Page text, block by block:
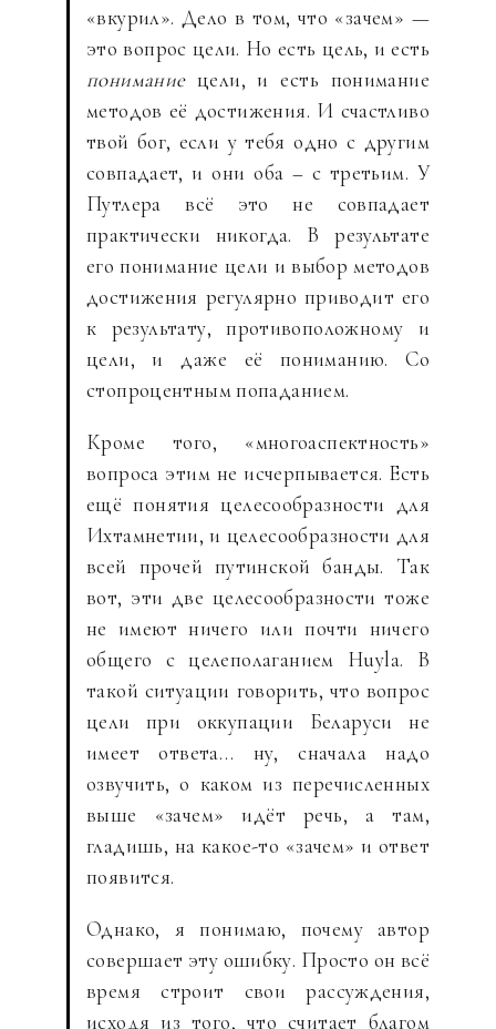
«вкурил». Дело в том, что «зачем» —
это вопрос цели. Но есть цель, и есть
пониманиецели, и есть понимание
методов её достижения. И счастливо
твой бог, если у тебя одно с другим
совпадает, и они оба – с третьим. У
Путлера всё это не совпадает
практически никогда. В результате
его понимание цели и выбор методов
достижения регулярно приводит его
к результату, противоположному и
цели, и даже её пониманию. Со
стопроцентным попаданием.
Кроме того, «многоаспектность»
вопроса этим не исчерпывается. Есть
ещё понятия целесообразности для
Ихтамнетии, и целесообразности для
всей прочей путинской банды. Так
вот, эти две целесообразности тоже
не имеют ничего или почти ничего
общего с целеполаганием Huyla. В
такой ситуации говорить, что вопрос
цели при оккупации Беларуси не
имеет ответа… ну, сначала надо
озвучить, о каком из перечисленных
выше «зачем» идёт речь, а там,
гладишь, на какое-то «зачем» и ответ
появится.
Однако, я понимаю, почему автор
совершает эту ошибку. Просто он всё
время строит свои рассуждения,
исходя из того, что считает благом